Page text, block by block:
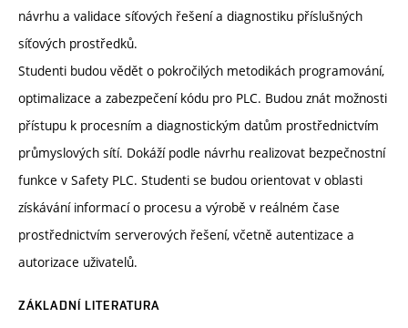
návrhu a validace síťových řešení a diagnostiku příslušných
síťových prostředků.
Studenti budou vědět o pokročilých metodikách programování,
optimalizace a zabezpečení kódu pro PLC. Budou znát možnosti
přístupu k procesním a diagnostickým datům prostřednictvím
průmyslových sítí. Dokáží podle návrhu realizovat bezpečnostní
funkce v Safety PLC. Studenti se budou orientovat v oblasti
získávání informací o procesu a výrobě v reálném čase
prostřednictvím serverových řešení, včetně autentizace a
autorizace uživatelů.
ZÁKLADNÍ LITERATURA